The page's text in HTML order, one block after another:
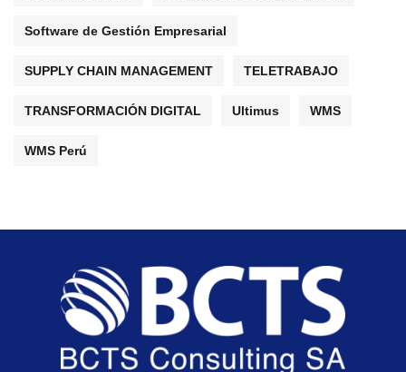
Software de Gestión Empresarial
SUPPLY CHAIN MANAGEMENT TELETRABAJO
TRANSFORMACIÓN DIGITAL Ultimus WMS
WMS Perú